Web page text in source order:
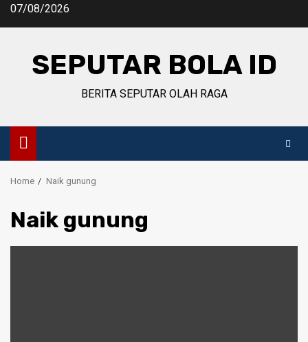
Skip07/08/2026
SEPUTAR BOLA ID
BERITA SEPUTAR OLAH RAGA
Home Naik gunung
Naik gunung